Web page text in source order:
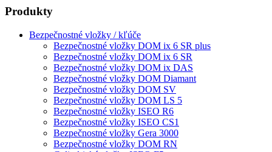
Produkty
Bezpečnostné vložky / kľúče
Bezpečnostné vložky DOM ix 6 SR plus
Bezpečnostné vložky DOM ix 6 SR
Bezpečnostné vložky DOM ix DAS
Bezpečnostné vložky DOM Diamant
Bezpečnostné vložky DOM SV
Bezpečnostné vložky DOM LS 5
Bezpečnostné vložky ISEO R6
Bezpečnostné vložky ISEO CS1
Bezpečnostné vložky Gera 3000
Bezpečnostné vložky DOM RN